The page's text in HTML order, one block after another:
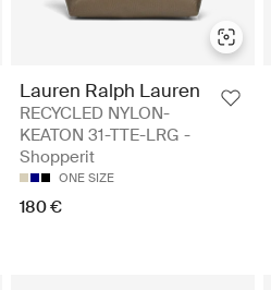
Lauren Ralph Lauren
RECYCLED NYLON-
KEATON 31-TTE-LRG -
Shopperit
ONE SIZE
180 €